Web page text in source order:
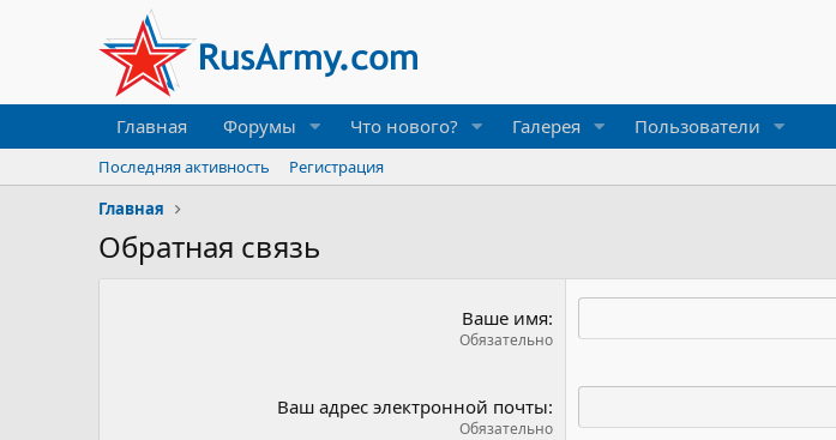
Главная Форумы Что нового? Галерея Пользователи
Последняя активность
Регистрация
Главная
Обратная связь
Ваше имя
Обязательно
Ваш адрес электронной почты
Обязательно